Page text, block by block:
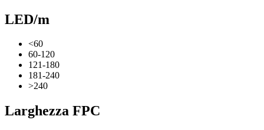
LED/m
<60
60-120
121-180
181-240
>240
Larghezza FPC